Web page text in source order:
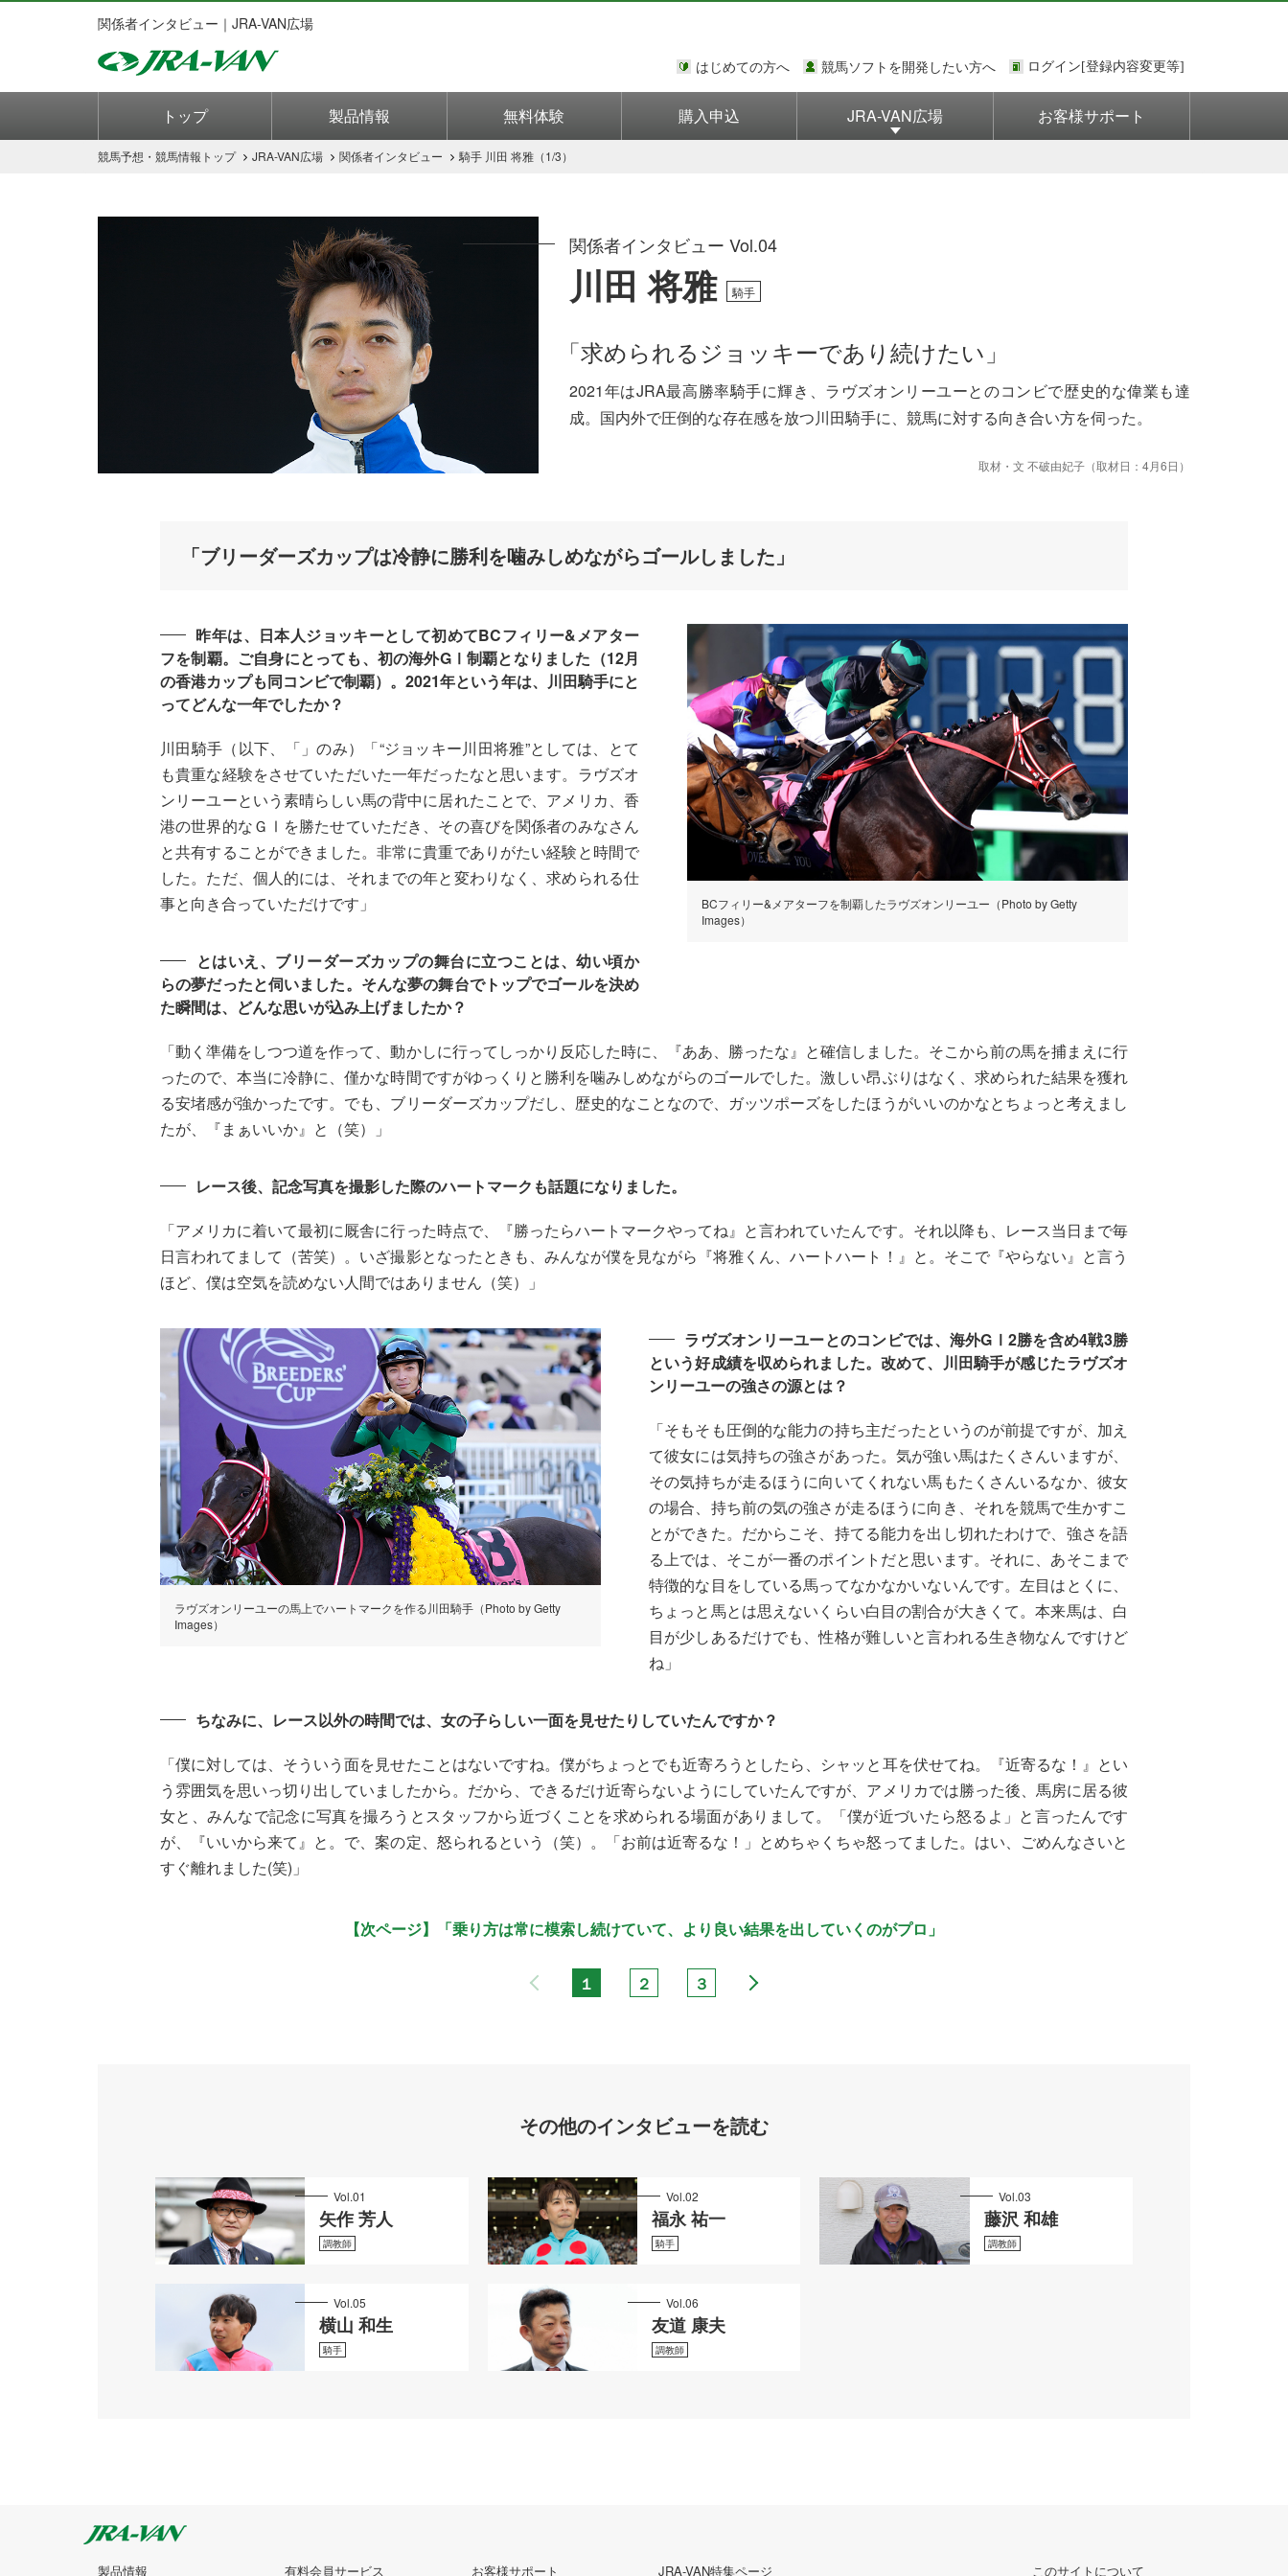
関係者インタビュー｜JRA-VAN広場
はじめての方へ 競馬ソフトを開発したい方へ
トップ 製品情報 無料体験 購入申込 JRA-VAN広場 お客様サポート
競馬予想・競馬情報 トップ JRA-VAN広場 関係者インタビュー 騎手 川田 将雅（1/3）
関係者インタビュー Vol.04
川田 将雅 騎手
「求められるジョッキーであり続けたい」
2021年はJRA最高勝率騎手に輝き、ラヴズオンリーユーとのコンビで歴史的な偉業も達
成。国内外で圧倒的な存在感を放つ川田騎手に、競馬に対する向き合い方を伺った。
取材・文 不破由妃子（取材日：4月6日）
「ブリーダーズカップは冷静に勝利を噛みしめながらゴールしました」
BCフィリー&メアターフを制覇したラヴズオンリーユー（Photo by Getty
Images）
昨年は、日本人ジョッキーとして初めてBCフィリー&メアター
フを制覇。ご自身にとっても、初の海外GⅠ制覇となりました（12月
の香港カップも同コンビで制覇）。2021年という年は、川田騎手にと
ってどんな一年でしたか？
川田騎手（以下、「」のみ）「“ジョッキー川田将雅”としては、とて
も貴重な経験をさせていただいた一年だったなと思います。ラヴズオ
ンリーユーという素晴らしい馬の背中に居れたことで、アメリカ、香
港の世界的なＧⅠを勝たせていただき、その喜びを関係者のみなさん
と共有することができました。非常に貴重でありがたい経験と時間で
した。ただ、個人的には、それまでの年と変わりなく、求められる仕
事と向き合っていただけです」
とはいえ、ブリーダーズカップの舞台に立つことは、幼い頃か
らの夢だったと伺いました。そんな夢の舞台でトップでゴールを決め
た瞬間は、どんな思いが込み上げましたか？
「動く準備をしつつ道を作って、動かしに行ってしっかり反応した時に、『ああ、勝ったな』と確信しました。そこから前の馬を捕まえに行
ったので、本当に冷静に、僅かな時間ですがゆっくりと勝利を噛みしめながらのゴールでした。激しい昂ぶりはなく、求められた結果を獲れ
る安堵感が強かったです。でも、ブリーダーズカップだし、歴史的なことなので、ガッツポーズをしたほうがいいのかなとちょっと考えまし
たが、『まぁいいか』と（笑）」
レース後、記念写真を撮影した際のハートマークも話題になりました。
「アメリカに着いて最初に厩舎に行った時点で、『勝ったらハートマークやってね』と言われていたんです。それ以降も、レース当日まで毎
日言われてまして（苦笑）。いざ撮影となったときも、みんなが僕を見ながら『将雅くん、ハートハート！』と。そこで『やらない』と言う
ほど、僕は空気を読めない人間ではありません（笑）」
ラヴズオンリーユーの馬上でハートマークを作る川田騎手（Photo by Getty
Images）
ラヴズオンリーユーとのコンビでは、海外GⅠ2勝を含め4戦3勝
という好成績を収められました。改めて、川田騎手が感じたラヴズオ
ンリーユーの強さの源とは？
「そもそも圧倒的な能力の持ち主だったというのが前提ですが、加え
て彼女には気持ちの強さがあった。気が強い馬はたくさんいますが、
その気持ちが走るほうに向いてくれない馬もたくさんいるなか、彼女
の場合、持ち前の気の強さが走るほうに向き、それを競馬で生かすこ
とができた。だからこそ、持てる能力を出し切れたわけで、強さを語
る上では、そこが一番のポイントだと思います。それに、あそこまで
特徴的な目をしている馬ってなかなかいないんです。左目はとくに、
ちょっと馬とは思えないくらい白目の割合が大きくて。本来馬は、白
目が少しあるだけでも、性格が難しいと言われる生き物なんですけど
ね」
ちなみに、レース以外の時間では、女の子らしい一面を見せたりしていたんですか？
「僕に対しては、そういう面を見せたことはないですね。僕がちょっとでも近寄ろうとしたら、シャッと耳を伏せてね。『近寄るな！』とい
う雰囲気を思いっ切り出していましたから。だから、できるだけ近寄らないようにしていたんですが、アメリカでは勝った後、馬房に居る彼
女と、みんなで記念に写真を撮ろうとスタッフから近づくことを求められる場面がありまして。「僕が近づいたら怒るよ」と言ったんです
が、『いいから来て』と。で、案の定、怒られるという（笑）。「お前は近寄るな！」とめちゃくちゃ怒ってました。はい、ごめんなさいと
すぐ離れました(笑)」
【次ページ】「乗り方は常に模索し続けていて、より良い結果を出していくのがプロ」
１ ２ ３
その他のインタビューを読む
Vol.01
矢作 芳人
調教師
Vol.02
福永 祐一
騎手
Vol.03
藤沢 和雄
調教師
Vol.05
横山 和生
騎手
Vol.06
友道 康夫
調教師
製品情報 有料会員サービス お客様サポート JRA-VAN特集ページ このサイトについて